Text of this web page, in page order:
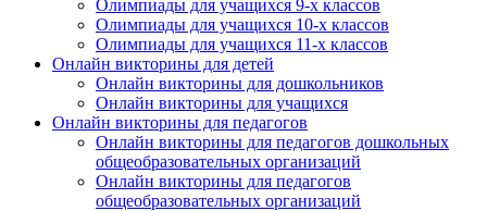
Олимпиады для учащихся 9-х классов
Олимпиады для учащихся 10-х классов
Олимпиады для учащихся 11-х классов
Онлайн викторины для детей
Онлайн викторины для дошкольников
Онлайн викторины для учащихся
Онлайн викторины для педагогов
Онлайн викторины для педагогов дошкольных
общеобразовательных организаций
Онлайн викторины для педагогов
общеобразовательных организаций